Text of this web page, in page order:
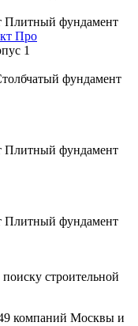
Плитный фундамент
Про
1
фундамент
Плитный фундамент
Плитный фундамент
строительной
компаний Москвы и